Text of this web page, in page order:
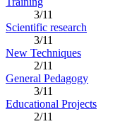
3/11
Scientific research
3/11
New Techniques
2/11
General Pedagogy
3/11
Educational Projects
2/11